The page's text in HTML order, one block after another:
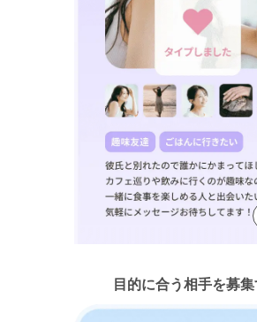
目的に合う相手を募